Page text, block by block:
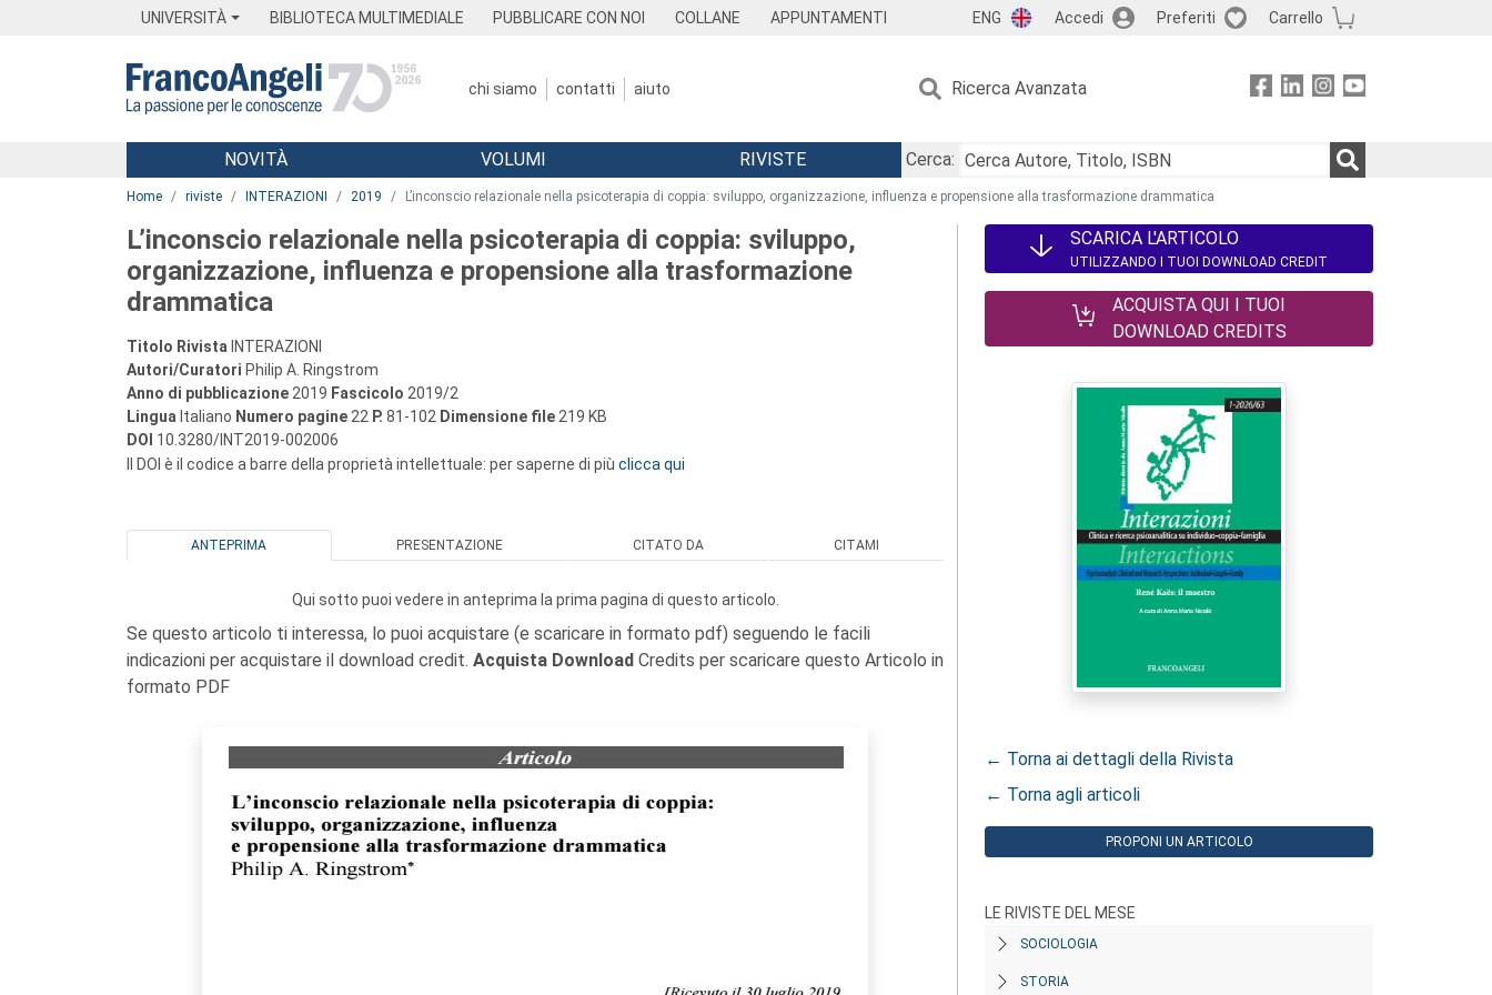
UNIVERSITÀ BIBLIOTECA MULTIMEDIALE PUBBLICARE CON NOI COLLANE APPUNTAMENTI ENG Accedi Preferiti Carrello
chi siamo contatti aiuto Ricerca Avanzata
Menu
NOVITÀ VOLUMI RIVISTE
Cerca:
Home riviste INTERAZIONI 2019 L’inconscio relazionale nella psicoterapia di coppia: sviluppo, organizzazione, influenza e propensione alla trasformazione drammatica
L’inconscio relazionale nella psicoterapia di coppia: sviluppo,
organizzazione, influenza e propensione alla trasformazione
drammatica
Titolo Rivista INTERAZIONI
Autori/Curatori Philip A. Ringstrom
Anno di pubblicazione 2019 Fascicolo 2019/2
Lingua Italiano Numero pagine 22 P. 81-102 Dimensione file 219 KB
DOI 10.3280/INT2019-002006
Il DOI è il codice a barre della proprietà intellettuale: per saperne di più clicca qui
ANTEPRIMA PRESENTAZIONE CITATO DA CITAMI
Qui sotto puoi vedere in anteprima la prima pagina di questo articolo.
Se questo articolo ti interessa, lo puoi acquistare (e scaricare in formato pdf) seguendo le facili
indicazioni per acquistare il download credit. Acquista Download Credits per scaricare questo Articolo in
formato PDF
SCARICA L'ARTICOLO
UTILIZZANDO I TUOI DOWNLOAD CREDIT
ACQUISTA QUI I TUOI
DOWNLOAD CREDITS
← Torna ai dettagli della Rivista
← Torna agli articoli
PROPONI UN ARTICOLO
LE RIVISTE DEL MESE
SOCIOLOGIA
STORIA